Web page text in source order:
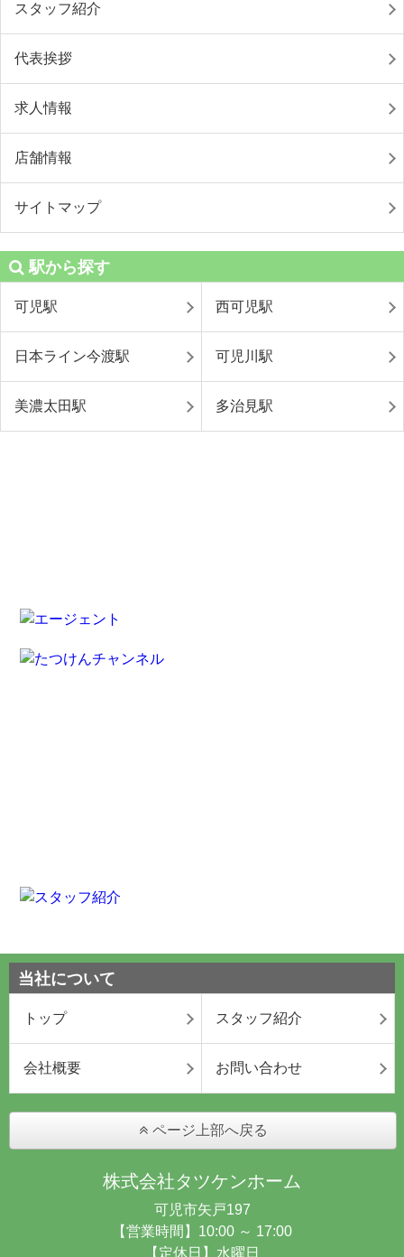
スタッフ紹介
代表挨拶
求人情報
店舗情報
サイトマップ
駅から探す
可児駅 西可児駅
日本ライン今渡駅 可児川駅
美濃太田駅 多治見駅
当社について
トップ スタッフ紹介
会社概要 お問い合わせ
ページ上部へ戻る
株式会社タツケンホーム
可児市矢戸197
【営業時間】10:00 ～ 17:00
【定休日】水曜日